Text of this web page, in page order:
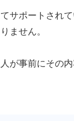
サポートされ
ません。
が事前にその